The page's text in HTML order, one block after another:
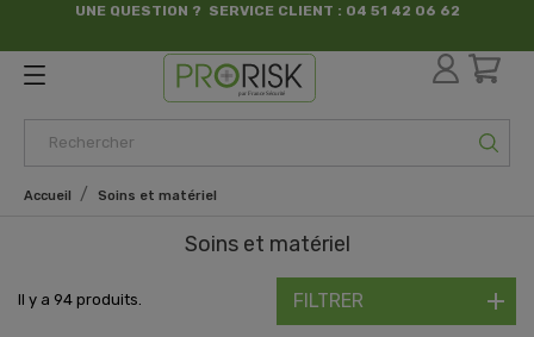
UNE QUESTION ? SERVICE CLIENT : 04 51 42 06 62
par France Sécurité
Accueil Soins et matériel
Soins et matériel
FILTRER
Il y a 94 produits.